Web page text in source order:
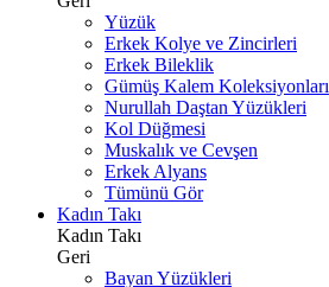
Yüzük
Erkek Kolye ve Zincirleri
Erkek Bileklik
Gümüş Kalem Koleksiyonları
Nurullah Daştan Yüzükleri
Kol Düğmesi
Muskalık ve Cevşen
Erkek Alyans
Tümünü Gör
Kadın Takı
Kadın Takı
Geri
Bayan Yüzükleri